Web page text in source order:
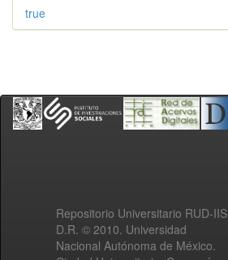
true
Repositorio Universitario RUD-IIS
D.R. © 2010. Universidad
Nacional Autónoma de México.